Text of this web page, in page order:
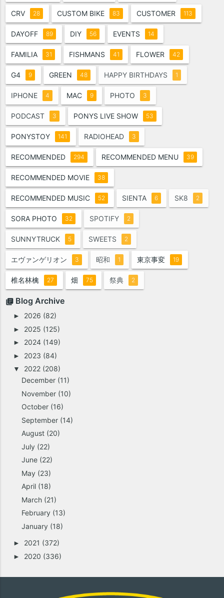
CRV 28 CUSTOM BIKE 83 CUSTOMER 113
DAYOFF 89 DIY 56 EVENTS 14
FAMILIA 31 FISHMANS 41 FLOWER 42
G4 9 GREEN 48 HAPPY BIRTHDAYS 1
IPHONE 4 MAC 9 PHOTO 3
PODCAST 3 PONYS LIVE SHOW 53
PONYSTOY 141 RADIOHEAD 3
RECOMMENDED 294 RECOMMENDED MENU 39
RECOMMENDED MOVIE 38
RECOMMENDED MUSIC 52 SIENTA 6 SK8 2
SORA PHOTO 32 SPOTIFY 2
SUNNYTRUCK 5 SWEETS 2
エヴァンゲリオン 3 昭和 1 東京事変 19
椎名林檎 27 畑 75 祭典 2
Blog Archive
► 2026 (82)
► 2025 (125)
► 2024 (149)
► 2023 (84)
▼ 2022 (208)
December (11)
November (10)
October (16)
September (14)
August (20)
July (22)
June (22)
May (23)
April (18)
March (21)
February (13)
January (18)
► 2021 (372)
► 2020 (336)